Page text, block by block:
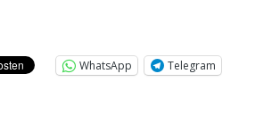
WhatsApp
Telegram